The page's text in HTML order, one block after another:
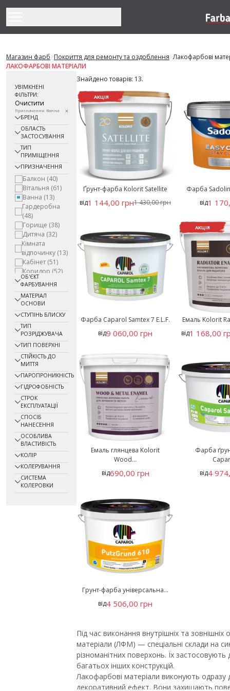
Магазин фарб>Покриття для ремонту та оздоблення>Лакофарбові
ЛАКОФАРБОВІ МАТЕРІАЛИ
УВІМКНЕНІ
ФІЛЬТРИ:
Очистити
Призначення: Ванна
БРЕНД
ОБЛАСТЬ
ЗАСТОСУВАННЯ
ТИП
ПРИМІЩЕННЯ
ПРИЗНАЧЕННЯ
Балкон (40)
Вітальня (61)
Ванна (13)
Гардеробна
(48)
Горище (38)
Дитяча (32)
Кімната
відпочинку (13)
Кабінет (51)
Коридор (52)
Кухня (63)
Льох, погріб
(37)
Офіс (51)
Підвал (8)
Побутове
приміщення
(53)
Приміщення із
басейном
Санітарне
приміщення
(10)
Складське
приміщення
(17)
Спальня (63)
Спортзал
Столова(5)
ОБ'ЄКТ
ФАРБУВАННЯ
МАТЕРІАЛ
ОСНОВИ
СТУПІНЬ БЛИСКУ
ТИП
РОЗРІДЖУВАЧА
ТИП ПОВЕРХНІ
СТІЙКІСТЬ ДО
МИТТЯ
ПАРОПРОНИКНІСТЬ
ГІДРОФОБНІСТЬ
СТРОК
ЕКСПЛУАТАЦІЇ
СПОСІБ
НАНЕСЕННЯ
ОСОБЛИВА
ВЛАСТИВІСТЬ
КОЛІР
КОЛЕРУВАННЯ
СИСТЕМА
КОЛЕРОВКИ
Знайдено товарів: 13.
АКЦІЯ
Ґрунт-фарба Kolorit Satellite
від1 144,00 грн1 430,00 грн
Фарба Sadolin
від1
Фарба Caparol Samtex 7 E.L.F.
від9 060,00 грн
АКЦІЯ
Eмаль Kolorit
від1 168,00
Емаль глянцева Kolorit
Wood...
від690,00 грн
Фарба
від4
Грунт-фарба універсальна...
від4 506,00 грн
Під час виконання внутрішніх та
матеріали (ЛФМ) — спеціальні склади на
різноманітних поверхонь. Їх
багатьох інших конструкцій.
Лакофарбові матеріали виконують одразу
декоративний ефект. Вони захищають